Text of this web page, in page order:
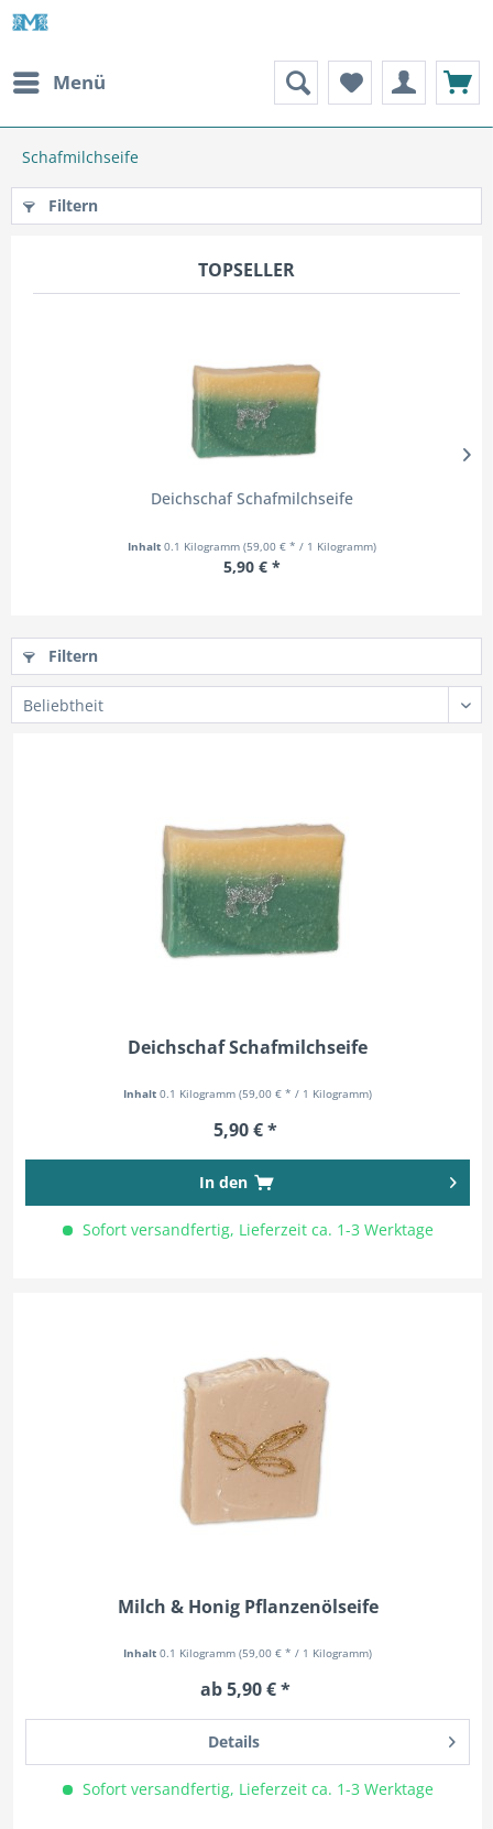
Menü
Schafmilchseife
Filtern
TOPSELLER
Deichschaf Schafmilchseife
Inhalt 0.1 Kilogramm (59,00 € * / 1 Kilogramm)
5,90 € *
Filtern
Deichschaf Schafmilchseife
Inhalt0.1 Kilogramm(59,00 € * / 1 Kilogramm)
5,90 € *
In den
Sofort versandfertig, Lieferzeit ca. 1-3 Werktage
Milch & Honig Pflanzenölseife
Inhalt0.1 Kilogramm(59,00 € * / 1 Kilogramm)
ab 5,90 € *
Details
Sofort versandfertig, Lieferzeit ca. 1-3 Werktage